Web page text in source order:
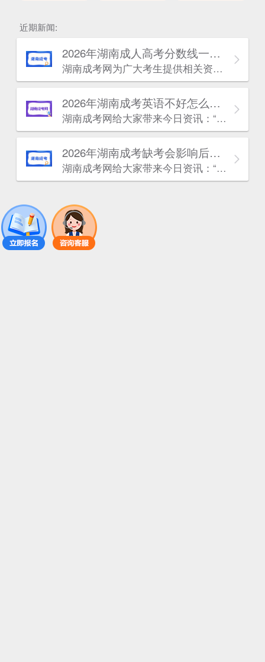
近期新闻:
2026年湖南成人高考分数线一般受什么影响?
湖南成考网为广大考生提供相关资讯：2026年湖南成人高考分数线一般受什么影响?接下来湖南成考小编为大家整理了相关内容，如果对内容有疑问，可以点击网页端右侧或手机端的下方进入咨询入口，免费一对一答疑解惑。
2026年湖南成考英语不好怎么办？
湖南成考网给大家带来今日资讯：“2026年湖南成考英语不好怎么办?”很多同学对这个问题还不了解，下面小编整理了相关内容，一起来看看吧!如有疑问，考生可【点击咨询老师】
2026年湖南成考缺考会影响后面再报考吗？
湖南成考网给大家带来今日资讯：“2026年湖南成考缺考会影响后面再报考吗?”很多同学对这个问题还不了解，下面小编整理了相关内容，一起来看看吧!如有疑问，考生可【点击咨询老师】